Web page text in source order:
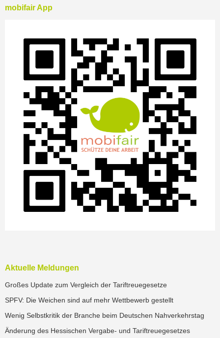
mobifair App
Aktuelle Meldungen
Großes Update zum Vergleich der Tariftreuegesetze
SPFV: Die Weichen sind auf mehr Wettbewerb gestellt
Wenig Selbstkritik der Branche beim Deutschen Nahverkehrstag
Änderung des Hessischen Vergabe- und Tariftreuegesetzes